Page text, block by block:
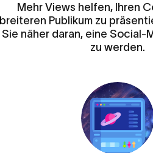
Mehr Views helfen, Ihren
breiteren Publikum zu
Sie näher daran, eine Social-
zu werden.